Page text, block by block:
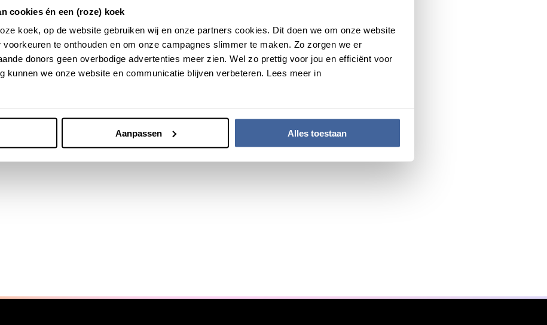
cookies én een (roze) koek
koek, op de website gebruiken wij en onze partners cookies. Dit doen we om onze website
voorkeuren te onthouden en om onze campagnes slimmer te maken. Zo zorgen we er
donors geen overbodige advertenties meer zien. Wel zo prettig voor jou en efficiënt voor
kunnen we onze website en communicatie blijven verbeteren. Lees meer in
Aanpassen Alles toestaan
- 15:30
- 15:30
- 15:30